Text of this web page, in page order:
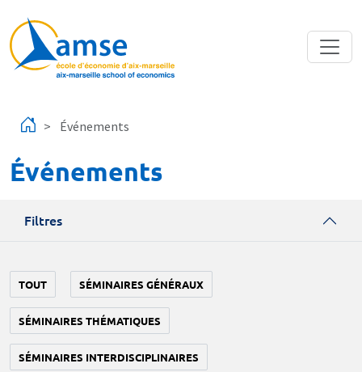
Événements
Événements
Filtres
TOUT SÉMINAIRES GÉNÉRAUX
SÉMINAIRES THÉMATIQUES
SÉMINAIRES INTERDISCIPLINAIRES